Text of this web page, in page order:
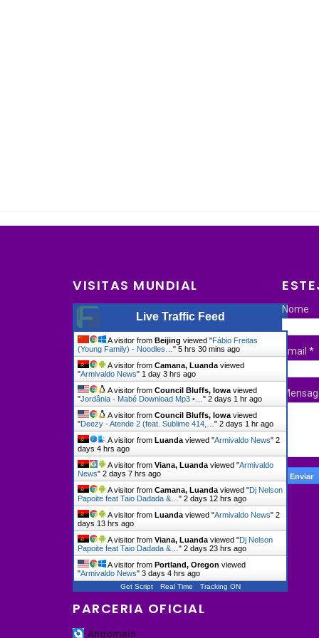
VISITAS MUNDIAL
Live Traffic Feed
A visitor from Beijing viewed "Fábio Freitas
(Young Family) - Noodles… " 5 hrs 30 mins ago
A visitor from Camana, Luanda viewed
"Armivaldo News" 1 day 3 hrs ago
A visitor from Council Bluffs, Iowa viewed
"Jordânia - Mabé Download Mp3 •… " 2 days 1 hr ago
A visitor from Council Bluffs, Iowa viewed
"Deezy - Atende 2 (feat. Sublime 414,… " 2 days 1 hr ago
A visitor from Luanda viewed "Armivaldo News" 2
days 4 hrs ago
A visitor from Viana, Luanda viewed "Armivaldo
News" 2 days 7 hrs ago
A visitor from Camana, Luanda viewed "Dj Nelson
Papoite feat Taio Dadada &… " 2 days 12 hrs ago
A visitor from Luanda viewed "Armivaldo News" 2
days 13 hrs ago
A visitor from Viana, Luanda viewed "Dj Nelson
Papoite feat Taio Dadada &… " 2 days 23 hrs ago
A visitor from Portland, Oregon viewed
"Armivaldo News" 3 days 4 hrs ago
Get Script Real Time Tracking ON
PARCERIA OFICIAL
Angomais
Nome
Email *